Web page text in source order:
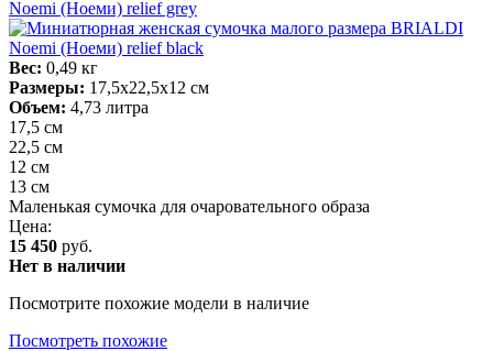
Вес: 0,49 кг
Размеры: 17,5х22,5х12 см
Объем: 4,73 литра
17,5 см
22,5 см
12 см
13 см
Маленькая сумочка для очаровательного образа
Цена:
15 450 руб.
Нет в наличии
Посмотрите похожие модели в наличие
Посмотреть похожие